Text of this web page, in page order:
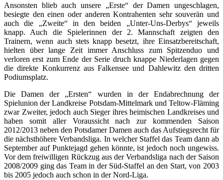
Ansonsten blieb auch unsere „Erste“ der Damen ungeschlagen,
besiegte den einen oder anderen Kontrahenten sehr souverän und
auch die „Zweite“ in den beiden „Unter-Uns-Derbys“ jeweils
knapp. Auch die Spielerinnen der 2. Mannschaft zeigten den
Trainern, wenn auch stets knapp besetzt, ihre Einsatzbereitschaft,
hielten über lange Zeit immer Anschluss zum Spitzenduo und
verloren erst zum Ende der Serie druch knappe Niederlagen gegen
die direkte Konkurrenz aus Falkensee und Dahlewitz den dritten
Podiumsplatz.
Die Damen der „Ersten“ wurden in der Endabrechnung der
Spielunion der Landkreise Potsdam-Mittelmark und Teltow-Fläming
zwar Zweiter, jedoch auch Sieger ihres heimischen Landkreises und
haben somit aller Voraussicht nach zur kommenden Saison
2012/2013 neben den Potsdamer Damen auch das Aufstiegsrecht für
die nächsthöhere Verbandsliga. In welcher Staffel das Team dann ab
September auf Punktejagd gehen könnte, ist jedoch noch ungewiss.
Vor dem freiwilligen Rückzug aus der Verbandsliga nach der Saison
2008/2009 ging das Team in der Süd-Staffel an den Start, von 2003
bis 2005 jedoch auch schon in der Nord-Liga.